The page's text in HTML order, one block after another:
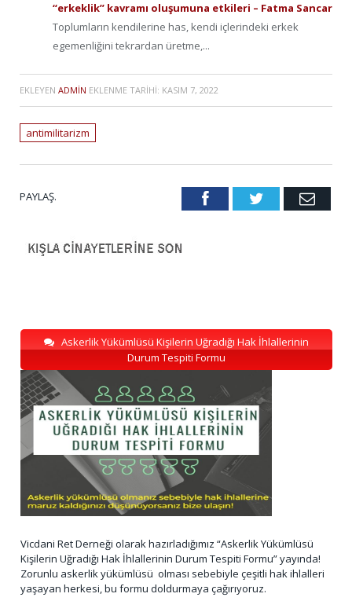
“erkeklik” kavramı oluşumuna etkileri – Fatma Sancar
Toplumların kendilerine has, kendi içlerindeki erkek
egemenliğini tekrardan üretme,...
EKLEYEN ADMIN EKLENME TARIHI: KASIM 7, 2022
antimilitarizm
PAYLAŞ. FacebookTwitter Email
Askerlik Yükümlüsü Kişilerin Uğradığı Hak İhlallerinin
Durum Tespiti Formu
Vicdani Ret Derneği olarak hazırladığımız “Askerlik Yükümlüsü
Kişilerin Uğradığı Hak İhlallerinin Durum Tespiti Formu” yayında!
Zorunlu askerlik yükümlüsü olması sebebiyle çeşitli hak ihlalleri
yaşayan herkesi, bu formu doldurmaya çağırıyoruz.